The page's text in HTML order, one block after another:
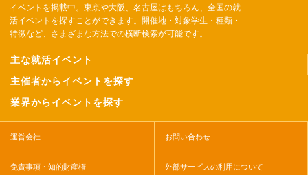
イベントを掲載中。東京や大阪、名古屋はもちろん、全国の就
活イベントを探すことができます。開催地・対象学生・種類・
特徴など、さまざまな方法での横断検索が可能です。
主な就活イベント
主催者からイベントを探す
業界からイベントを探す
運営会社 お問い合わせ
免責事項・知的財産権 外部サービスの利用について